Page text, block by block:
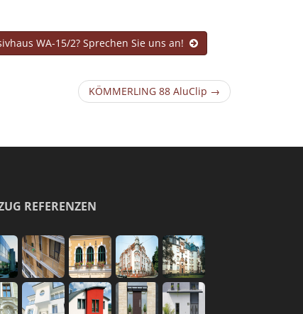
WA-15/2? Sprechen Sie uns an!
KÖMMERLING 88 AluClip →
REFERENZEN